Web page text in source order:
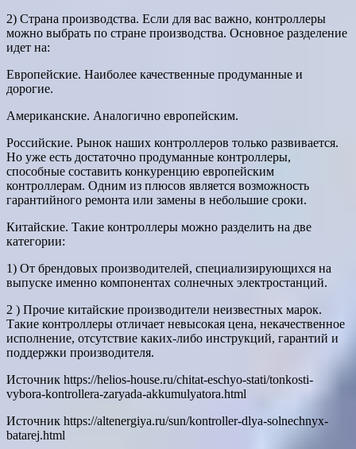
2) Страна производства. Если для вас важно, контроллеры
можно выбрать по стране производства. Основное разделение
идет на:
Европейские. Наиболее качественные продуманные и
дорогие.
Американские. Аналогично европейским.
Российские. Рынок наших контроллеров только развивается.
Но уже есть достаточно продуманные контроллеры,
способные составить конкуренцию европейским
контроллерам. Одним из плюсов является возможность
гарантийного ремонта или замены в небольшие сроки.
Китайские. Такие контроллеры можно разделить на две
категории:
1) От брендовых производителей, специализирующихся на
выпуске именно компонентах солнечных электростанций.
2 ) Прочие китайские производители неизвестных марок.
Такие контроллеры отличает невысокая цена, некачественное
исполнение, отсутствие каких-либо инструкций, гарантий и
поддержки производителя.
Источник https://helios-house.ru/chitat-eschyo-stati/tonkosti-
vybora-kontrollera-zaryada-akkumulyatora.html
Источник https://altenergiya.ru/sun/kontroller-dlya-solnechnyx-
batarej.html